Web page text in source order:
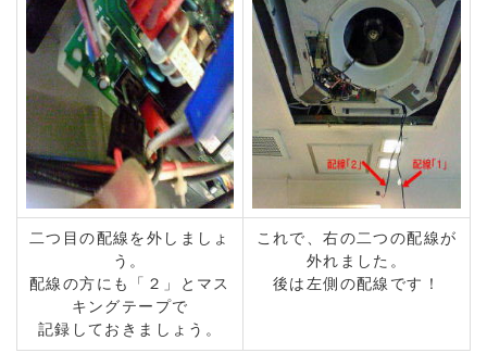
二つ目の配線を外しましょ
う。
配線の方にも「２」とマス
キングテープで
記録しておきましょう。
これで、右の二つの配線が
外れました。
後は左側の配線です！